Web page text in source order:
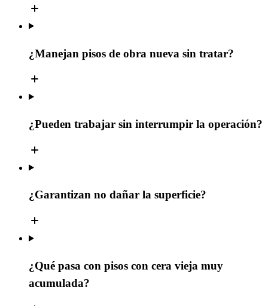
¿Manejan pisos de obra nueva sin tratar?
¿Pueden trabajar sin interrumpir la operación?
¿Garantizan no dañar la superficie?
¿Qué pasa con pisos con cera vieja muy
acumulada?